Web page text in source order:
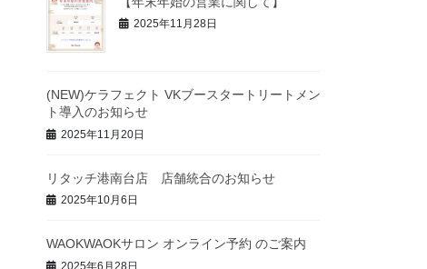
2025年11月28日
(NEW)ケラフェクト VKブースタートリートメン
ト導入のお知らせ
2025年11月20日
リタッチ港南台店 店舗統合のお知らせ
2025年10月6日
WAOKWAOKサロン オンライン予約 のご案内
2025年6月28日